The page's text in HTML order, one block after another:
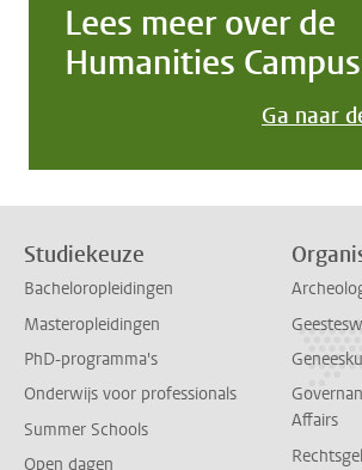
Lees meer over de
Humanities Campus
Ga naar
Studiekeuze
Bacheloropleidingen
Masteropleidingen
PhD-programma's
Onderwijs voor professionals
Summer Schools
Open dagen
Affairs